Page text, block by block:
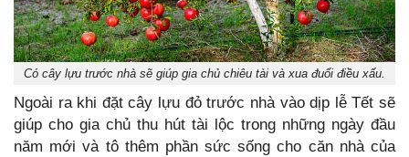
Có cây lựu trước nhà sẽ giúp gia chủ chiêu tài và xua đuổi điều xấu.
Ngoài ra khi đặt cây lựu đỏ trước nhà vào dịp lễ Tết sẽ
giúp cho gia chủ thu hút tài lộc trong những ngày đầu
năm mới và tô thêm phần sức sống cho căn nhà của